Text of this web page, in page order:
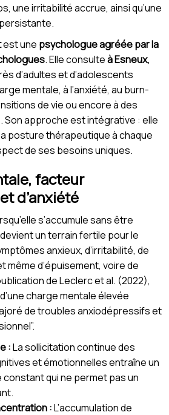
une irritabilité accrue, ainsi qu’une
est une psychologue agréée par la
. Elle consulteà Esneux,
d’adultes et d’adolescents
mentale, à l’anxiété, au burn-
de vie ou encore à des
approche est intégrative : elle
posture thérapeutique à chaque
de ses besoins uniques.
facteur
d’anxiété
s’accumule sans être
un terrain fertile pour le
anxieux, d’irritabilité, de
même d’épuisement, voire de
de Leclerc et al. (2022),
charge mentale élevée
de troubles anxiodépressifs et
:La sollicitation continue des
et émotionnelles entraîne un
constant qui ne permet pas un
:L’accumulation de